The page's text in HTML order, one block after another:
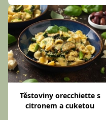
Těstoviny orecchiette s
citronem a cuketou